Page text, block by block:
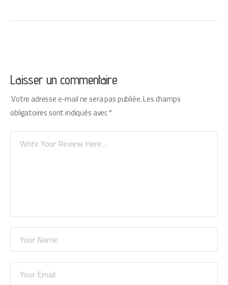
Laisser un commentaire
Votre adresse e-mail ne sera pas publiée.Les champs
obligatoires sont indiqués avec*